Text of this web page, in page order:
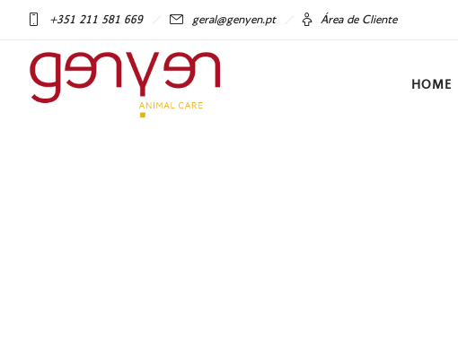
+351 211 581 669 geral@genyen.pt Área de Cliente
HOME